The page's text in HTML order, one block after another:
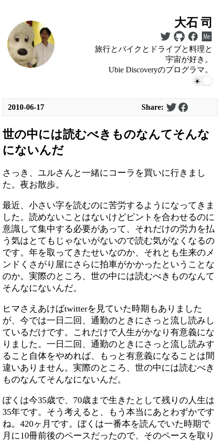
大石 司
旅行とバイクとドライブと料理と
宇宙が好き。
Ubie Discoveryのプログラマ。
2010-06-17 Share:
世の中には読むべきものなんてそんな
にないんだ
さっき、ユルさんと一緒にコーラを買いに行きまし
た。夜お散歩。
最近、小さい字を読むのに苦労するようになってきま
した。読めないことはないけどピントを合わせるのに
意識して集中する必要があって、それだけの労力を払
う気はとてもじゃないがないので読む気がなくなるの
です。年を取ってきたせいなのか、それとも生来のメ
ンドくさがり屋にさらに拍車がかかったということな
のか。実際のところ、世の中には読むべきものなんて
そんなにないんだ。
ヒマさえあけばtwitterを見ていた時期もありました
が、今では一日二回、通勤のときにさっと流し読みし
ているだけです。これだけで人生がかなり有意義にな
りました。一日二回、通勤のときにさっと流し読みす
ること自体をやめれば、もっと有意義になることは間
違いありません。実際のところ、世の中には読むべき
ものなんてそんなにないんだ。
ぼくは今35歳で、70歳まで生きたとして残りの人生は
35年です。そう考えると、もう本当にあとわずかです
ね。420ヶ月です。ぼくは一番本を読んでいた時期で
月に10冊前後のペースだったので、そのペースを取り